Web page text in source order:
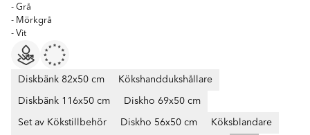
- Grå
- Mörkgrå
- Vit
Diskbänk 82x50 cm Kökshanddukshållare
Diskbänk 116x50 cm Diskho 69x50 cm
Set av Kökstillbehör Diskho 56x50 cm Köksblandare